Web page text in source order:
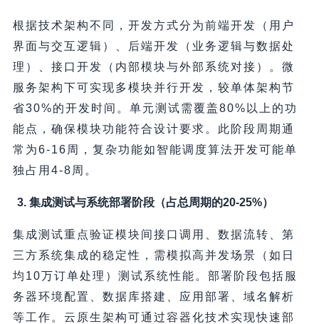
根据技术架构不同，开发方式分为前端开发（用户
界面与交互逻辑）、后端开发（业务逻辑与数据处
理）、接口开发（内部模块与外部系统对接）。微
服务架构下可实现多模块并行开发，较单体架构节
省30%的开发时间。单元测试需覆盖80%以上的功
能点，确保模块功能符合设计要求。此阶段周期通
常为6-16周，复杂功能如智能调度算法开发可能单
独占用4-8周。
3. 集成测试与系统部署阶段（占总周期的20-25%）
集成测试重点验证模块间接口调用、数据流转、第
三方系统集成的稳定性，需模拟高并发场景（如日
均10万订单处理）测试系统性能。部署阶段包括服
务器环境配置、数据库搭建、应用部署、域名解析
等工作。云原生架构可通过容器化技术实现快速部